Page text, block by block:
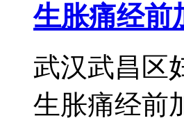
生胀痛经前
武汉武昌区
生胀痛经前